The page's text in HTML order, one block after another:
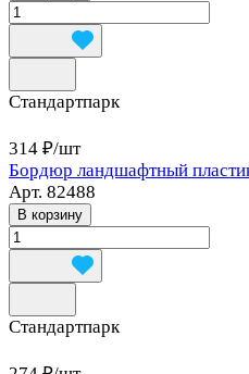
Стандартпарк
314 ₽/шт
Бордюр ландшафтный
Арт. 82488
В корзину
Стандартпарк